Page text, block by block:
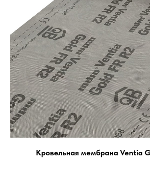
Кровельная мембрана Ventia